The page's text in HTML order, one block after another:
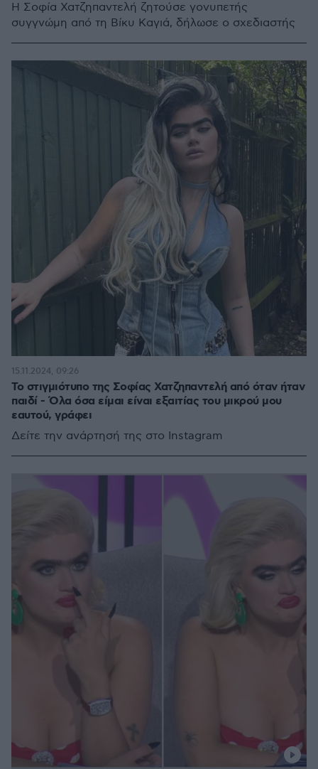
Η Σοφία Χατζηπαντελή ζητούσε γονυπετής
συγγνώμη από τη Βίκυ Καγιά, δήλωσε ο σχεδιαστής
Το στιγμιότυπο της Σοφίας Χατζηπαντελή από όταν ήταν
παιδί - Όλα όσα είμαι είναι εξαιτίας του μικρού μου
εαυτού, γράφει
Δείτε την ανάρτησή της στο Instagram
15.11.2024, 09:26